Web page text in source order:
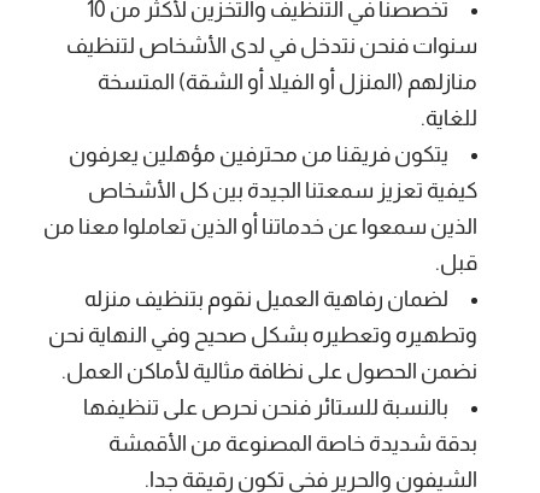
تخصصنا في التنظيف والتخزين لأكثر من 10
سنوات فنحن نتدخل في لدى الأشخاص لتنظيف
منازلهم (المنزل أو الفيلا أو الشقة) المتسخة
للغاية.
يتكون فريقنا من محترفين مؤهلين يعرفون
كيفية تعزيز سمعتنا الجيدة بين كل الأشخاص
الذين سمعوا عن خدماتنا أو الذين تعاملوا معنا من
قبل.
لضمان رفاهية العميل نقوم بتنظيف منزله
وتطهيره وتعطيره بشكل صحيح وفي النهاية نحن
نضمن الحصول على نظافة مثالية لأماكن العمل.
بالنسبة للستائر فنحن نحرص على تنظيفها
بدقة شديدة خاصة المصنوعة من الأقمشة
الشيفون والحرير فخي تكون رقيقة جدا.